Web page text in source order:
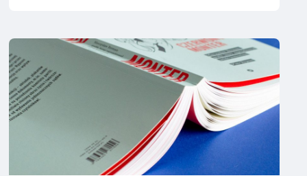
dedykowany profesjonalistom — Recenzja Acer ConceptD 7 Pro